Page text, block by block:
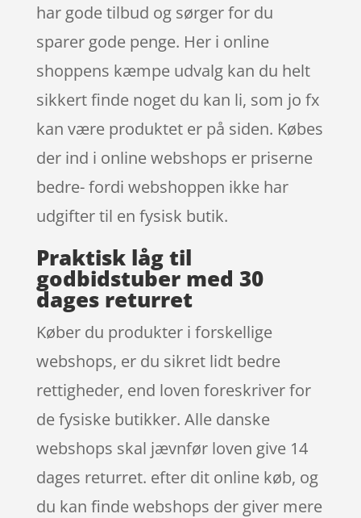
har gode tilbud og sørger for du
sparer gode penge. Her i online
shoppens kæmpe udvalg kan du helt
sikkert finde noget du kan li, som jo fx
kan være produktet er på siden. Købes
der ind i online webshops er priserne
bedre- fordi webshoppen ikke har
udgifter til en fysisk butik.
Praktisk låg til
godbidstuber med 30
dages returret
Køber du produkter i forskellige
webshops, er du sikret lidt bedre
rettigheder, end loven foreskriver for
de fysiske butikker. Alle danske
webshops skal jævnfør loven give 14
dages returret. efter dit online køb, og
du kan finde webshops der giver mere